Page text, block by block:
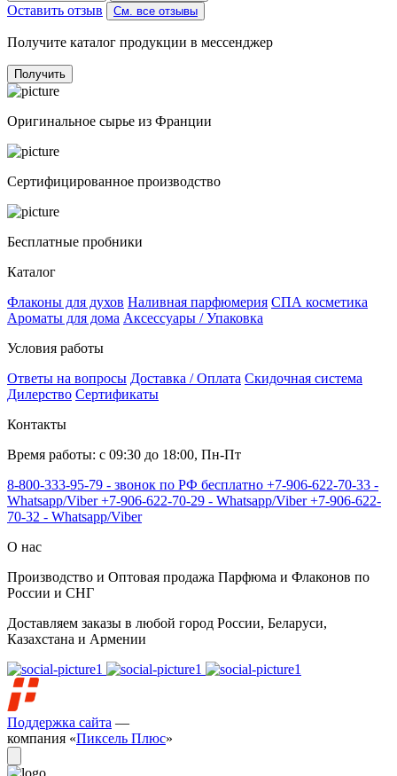
Оставить отзыв См. все отзывы
Получите каталог продукции в мессенджер
Получить
Оригинальное сырье из Франции
Сертифицированное производство
Бесплатные пробники
Каталог
Флаконы для духов Наливная парфюмерия СПА косметика
Ароматы для дома Аксессуары / Упаковка
Условия работы
Ответы на вопросы Доставка / Оплата Скидочная система
Дилерство Сертификаты
Контакты
Время работы: с 09:30 до 18:00, Пн-Пт
8-800-333-95-79 - звонок по РФ бесплатно +7-906-622-70-33 -
Whatsapp/Viber+7-906-622-70-29 - Whatsapp/Viber+7-906-622-
70-32 - Whatsapp/Viber
О нас
Производство и Оптовая продажа Парфюма и Флаконов по
России и СНГ
Доставляем заказы в любой город России, Беларуси,
Казахстана и Армении
Поддержка сайта —
компания «Пиксель Плюс»